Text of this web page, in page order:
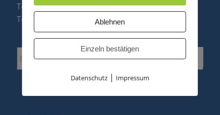
Telefonanlagen Optimierung
Telefonanlagen Erweiterung
Ablehnen
Einzeln bestätigen
Datenschutz| Impressum